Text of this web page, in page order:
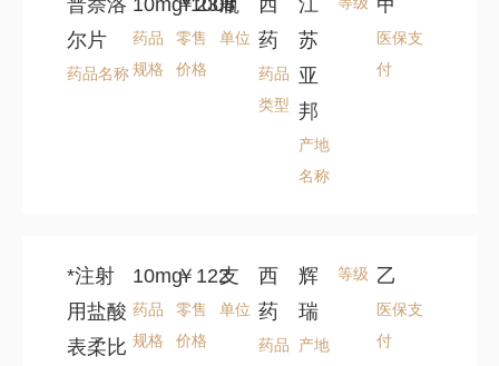
医用耗材
价格查询
普萘洛
尔片
药品名称
10mg*100#
药品
规格
￥23.8
零售
价格
瓶
单位
西
药
药品
类型
江
苏
亚
邦
产地
名称
甲
医保支
付
*注射
用盐酸
表柔比
10mg
药品
规格
￥122
零售
价格
支
单位
西
药
药品
辉
瑞
产地
等级 乙
医保支
付